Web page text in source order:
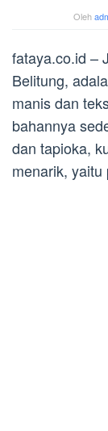
Oleh
fataya.co.id –
Belitung,
manis dan
bahannya
dan tapioka,
menarik,